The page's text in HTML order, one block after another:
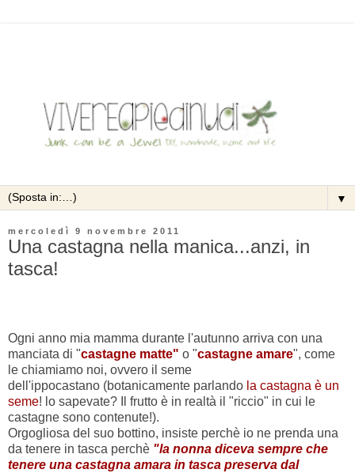
▼
mercoledì 9 novembre 2011
Una castagna nella manica...anzi, in
tasca!
Ogni anno mia mamma durante l'autunno arriva con una
manciata di "castagne matte" o "castagne amare", come
le chiamiamo noi, ovvero il seme
dell'ippocastano (botanicamente parlando la castagna è un
seme! lo sapevate? Il frutto è in realtà il "riccio" in cui le
castagne sono contenute!).
Orgogliosa del suo bottino, insiste perchè io ne prenda una
da tenere in tasca perchè "la nonna diceva sempre che
tenere una castagna amara in tasca preserva dal